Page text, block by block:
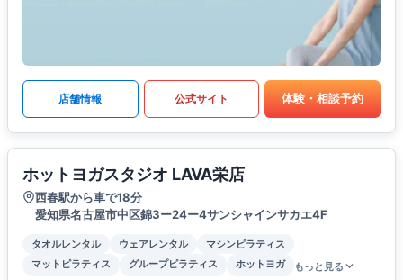
店舗情報 公式サイト 体験・相談予約
ホットヨガスタジオ LAVA栄店
西春駅から車で18分
愛知県名古屋市中区錦3ー24ー4サンシャインサカエ4F
タオルレンタル ウェアレンタル
マシンピラティス
マットピラティス
グループピラティス ホットヨガ もっと見る